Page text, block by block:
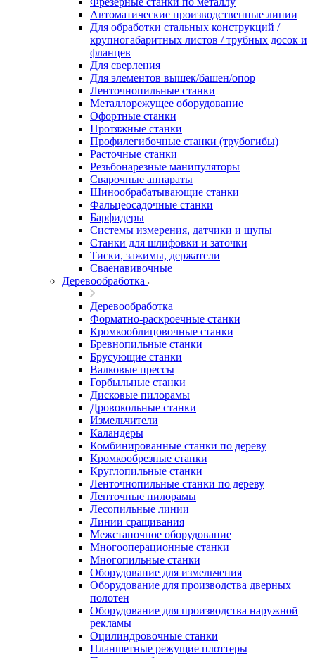
Автоматические производственные линии
Для обработки стальных конструкций /
крупногабаритных листов / трубных досок и
фланцев
Для сверления
Для элементов вышек/башен/опор
Ленточнопильные станки
Металлорежущее оборудование
Офортные станки
Протяжные станки
Профилегибочные станки (трубогибы)
Расточные станки
Резьбонарезные манипуляторы
Сварочные аппараты
Шинообрабатывающие станки
Фальцеосадочные станки
Барфидеры
Системы измерения, датчики и щупы
Станки для шлифовки и заточки
Тиски, зажимы, держатели
Cваенавивочные
Деревообработка
Деревообработка
Форматно-раскроечные станки
Кромкооблицовочные станки
Бревнопильные станки
Брусующие станки
Валковые прессы
Горбыльные станки
Дисковые пилорамы
Дровокольные станки
Измельчители
Каландеры
Комбинированные станки по дереву
Кромкообрезные станки
Круглопильные станки
Ленточнопильные станки по дереву
Ленточные пилорамы
Лесопильные линии
Линии сращивания
Межстаночное оборудование
Многооперационные станки
Многопильные станки
Оборудование для измельчения
Оборудование для производства дверных
полотен
Оборудование для производства наружной
рекламы
Оцилиндровочные станки
Планшетные режущие плоттеры